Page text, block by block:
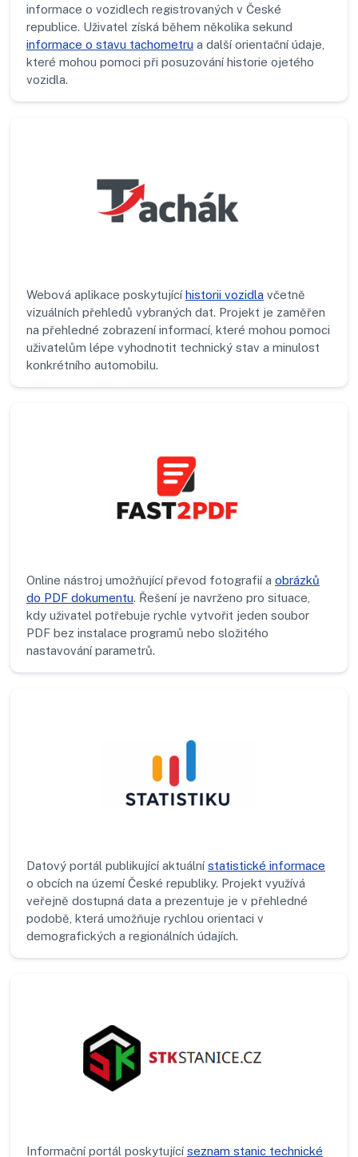
informace o vozidlech registrovaných v České
republice. Uživatel získá během několika sekund
informace o stavu tachometru a další orientační údaje,
které mohou pomoci při posuzování historie ojetého
vozidla.
Webová aplikace poskytující historii vozidla včetně
vizuálních přehledů vybraných dat. Projekt je zaměřen
na přehledné zobrazení informací, které mohou pomoci
uživatelům lépe vyhodnotit technický stav a minulost
konkrétního automobilu.
Online nástroj umožňující převod fotografií a obrázků
do PDF dokumentu. Řešení je navrženo pro situace,
kdy uživatel potřebuje rychle vytvořit jeden soubor
PDF bez instalace programů nebo složitého
nastavování parametrů.
Datový portál publikující aktuální statistické informace
o obcích na území České republiky. Projekt využívá
veřejně dostupná data a prezentuje je v přehledné
podobě, která umožňuje rychlou orientaci v
demografických a regionálních údajích.
Informační portál poskytující seznam stanic technické